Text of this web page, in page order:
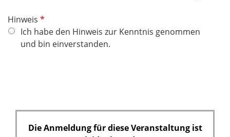
Hinweis P
f
l
l
Ich habe den Hinweis zur Kenntnis genommen
und bin einverstanden.
Die Anmeldung für diese Veranstaltung ist